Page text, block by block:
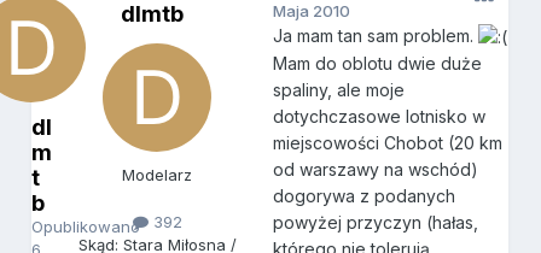
dl
m
t
b
Opublikowano
dlmtb
Modelarz
392
Skąd: Stara Miłosna /
Maja 2010
Ja mam tan sam problem.
Mam do oblotu dwie duże
spaliny, ale moje
dotychczasowe lotnisko w
miejscowości Chobot (20 km
od warszawy na wschód)
dogorywa z podanych
powyżej przyczyn (hałas,